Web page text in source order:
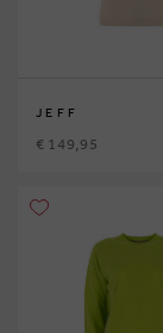
JEFF
€ 149,95